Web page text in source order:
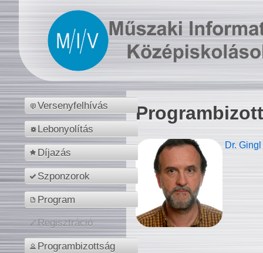
Versenyfelhívás
Lebonyolítás
Díjazás
Szponzorok
Program
Regisztráció
Programbizottság
Dr.